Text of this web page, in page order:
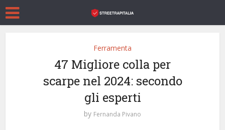
Ferramenta
47 Migliore colla per
scarpe nel 2024: secondo
gli esperti
by Fernanda Pivano